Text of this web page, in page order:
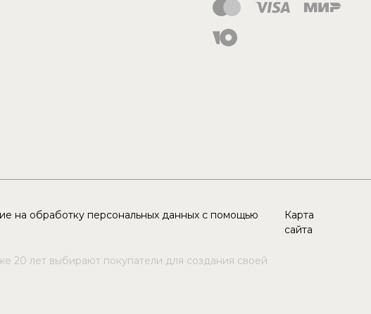
на обработку персональных данных с помощью
Карта
сайта
лет выбирают покупатели для создания своей